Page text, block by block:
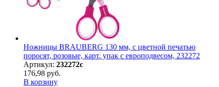
Ножницы BRAUBERG 130 мм, с цветной печатью
поросят, розовые, карт. упак с европодвесом, 232272
Артикул: 232272с
176,98 руб.
В корзину